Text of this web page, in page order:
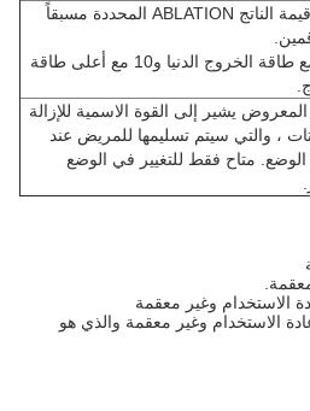
يظهر قيمة الناتج ABLATION المحددة مسبقاً
011 مع طاقة الخروج الدنيا و10 مع أعلى طاقة
يشير إلى القوة الاسمية للإزالة
، والتي سيتم تسليمها للمريض عند
متاح فقط للتغيير في الوضع
الاستخدام وغير معقمة والذي هو